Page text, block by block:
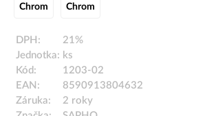
Chrom Chrom
DPH:
21%
Jednotka: ks
Kód:
1203-02
EAN:
8590913804632
Záruka:
2 roky